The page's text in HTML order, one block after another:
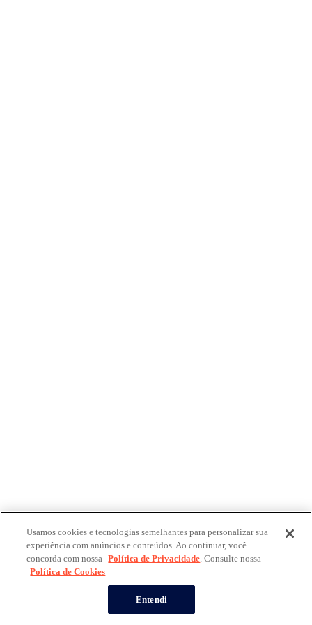
Usamos cookies e tecnologias semelhantes para personalizar sua
experiência com anúncios e conteúdos. Ao continuar, você
concorda com nossa Política de Privacidade. Consulte nossa
Política de Cookies
Entendi